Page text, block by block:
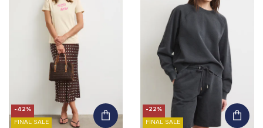
-42%
FINAL SALE
-22%
FINAL SALE